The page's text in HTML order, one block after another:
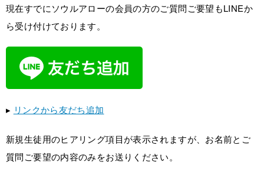
現在すでにソウルアローの会員の方のご質問ご要望もLINEか
ら受け付けております。
▸ リンクから友だち追加
新規生徒用のヒアリング項目が表示されますが、お名前とご
質問ご要望の内容のみをお送りください。